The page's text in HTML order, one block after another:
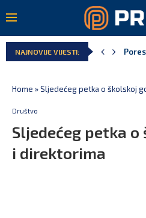
NAJNOVIJE VIJESTI:
Home »Sljedećeg petka o školskoj
Društvo
Sljedećeg petka
i direktorima